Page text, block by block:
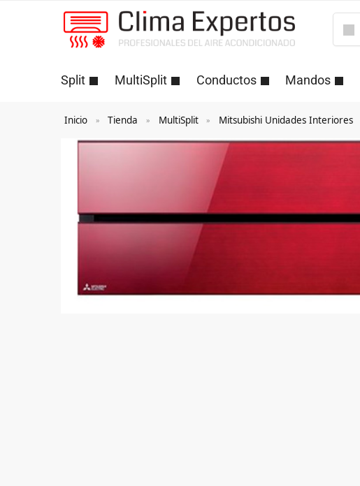
Split MultiSplit Conductos Mandos
Inicio » Tienda » MultiSplit » Mitsubishi Unidades Interiores